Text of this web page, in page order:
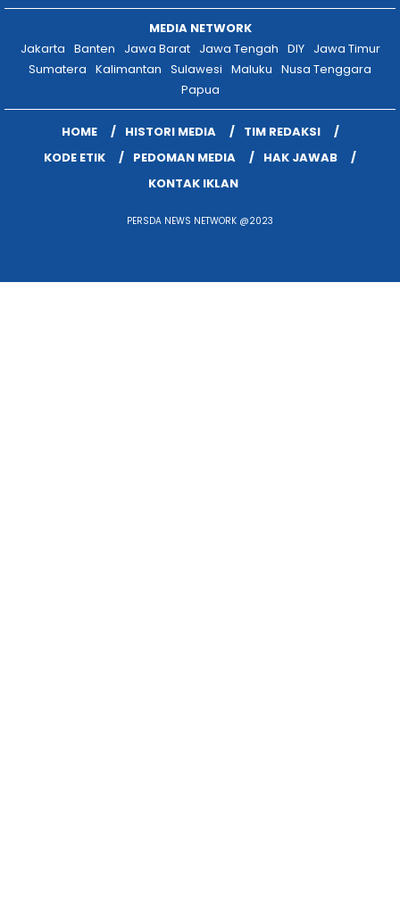
MEDIA NETWORK
Jakarta Banten Jawa Barat Jawa Tengah DIY
Jawa Timur
Sumatera Kalimantan Sulawesi Maluku Nusa Tenggara
Papua
HOME HISTORI MEDIA
TIM REDAKSI
KODE ETIK
PEDOMAN MEDIA
HAK JAWAB
KONTAK IKLAN
PERSDA NEWS NETWORK @2023